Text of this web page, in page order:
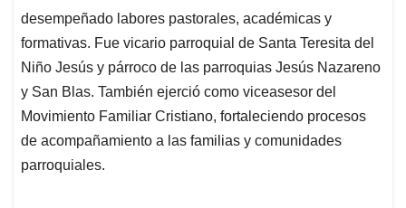
desempeñado labores pastorales, académicas y
formativas. Fue vicario parroquial de Santa Teresita del
Niño Jesús y párroco de las parroquias Jesús Nazareno
y San Blas. También ejerció como viceasesor del
Movimiento Familiar Cristiano, fortaleciendo procesos
de acompañamiento a las familias y comunidades
parroquiales.